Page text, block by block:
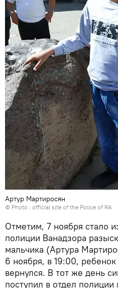
Артур Мартиросян
© Photo : official site of the Police of RA
Отметим, 7 ноября стало
полиции Ванадзора
мальчика (Артура
6 ноября, в 19:00,
вернулся. В тот же день
поступил в отдел